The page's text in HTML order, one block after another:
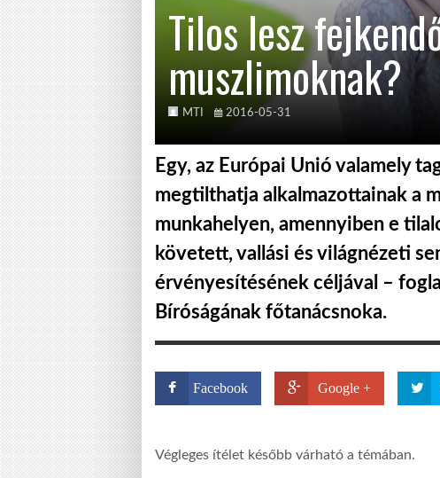
Tilos lesz
muszlimoknak?
MTI 2016-05-31
Egy, az Európai Unió valamely
megtilthatja alkalmazottainak a
munkahelyen, amennyiben e
követett, vallási és világnézeti
érvényesítésének céljával –
Bíróságának főtanácsnoka.
Facebook Google +
Végleges ítélet később várható a témában.